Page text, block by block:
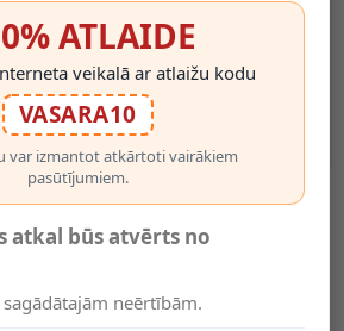
ATLAIDE
veikalā ar atlaižu kodu
VASARA10
var izmantot atkārtoti vairākiem
pasūtījumiem.
atkal būs atvērts no
neērtībām.